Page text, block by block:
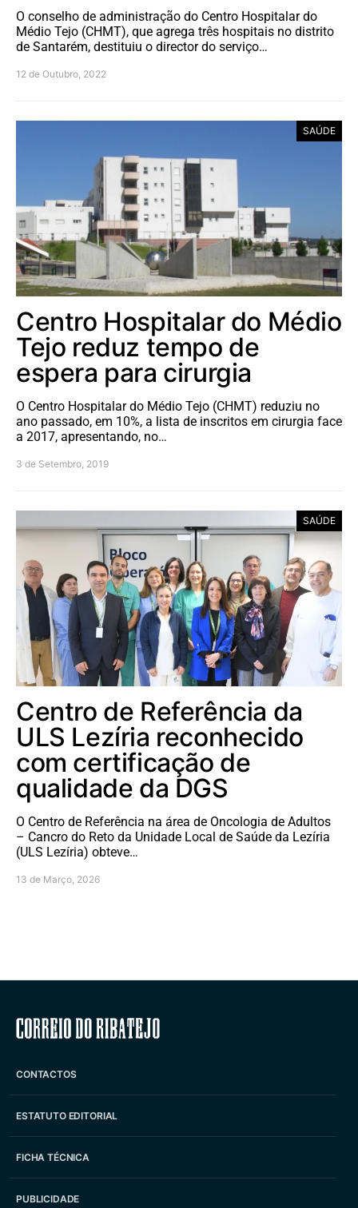
O conselho de administração do Centro Hospitalar do
Médio Tejo (CHMT), que agrega três hospitais no distrito
de Santarém, destituiu o director do serviço…
12 de Outubro, 2022
SAÚDE
Centro Hospitalar do Médio
Tejo reduz tempo de
espera para cirurgia
O Centro Hospitalar do Médio Tejo (CHMT) reduziu no
ano passado, em 10%, a lista de inscritos em cirurgia face
a 2017, apresentando, no…
3 de Setembro, 2019
SAÚDE
Centro de Referência da
ULS Lezíria reconhecido
com certificação de
qualidade da DGS
O Centro de Referência na área de Oncologia de Adultos
– Cancro do Reto da Unidade Local de Saúde da Lezíria
(ULS Lezíria) obteve…
13 de Março, 2026
Correio do Ribatejo
CONTACTOS
ESTATUTO EDITORIAL
FICHA TÉCNICA
PUBLICIDADE